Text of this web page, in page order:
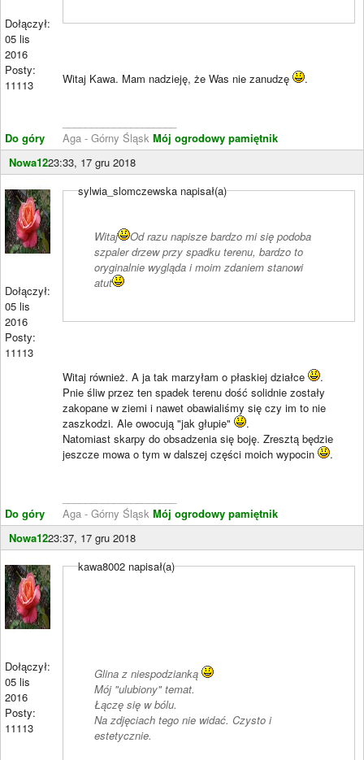
Dołączył:
05 lis
2016
Posty:
11113
Do góry
Witaj Kawa. Mam nadzieję, że Was nie zanudzę .
Aga - Górny Śląsk Mój ogrodowy pamiętnik
Nowa1223:33, 17 gru 2018
Dołączył:
05 lis
2016
Posty:
11113
Do góry
sylwia_slomczewska napisał(a)
Witaj
Od razu napisze bardzo mi się podoba
szpaler drzew przy spadku terenu, bardzo to
oryginalnie wygląda i moim zdaniem stanowi
atut
Witaj również. A ja tak marzyłam o płaskiej działce
.
Pnie śliw przez ten spadek terenu dość solidnie zostały
zakopane w ziemi i nawet obawialiśmy się czy im to nie
zaszkodzi. Ale owocują "jak głupie"
.
Natomiast skarpy do obsadzenia się boję. Zresztą będzie
jeszcze mowa o tym w dalszej części moich wypocin
.
Aga - Górny Śląsk Mój ogrodowy pamiętnik
Nowa1223:37, 17 gru 2018
Dołączył:
05 lis
2016
Posty:
11113
kawa8002 napisał(a)
Glina z niespodzianką
Mój "ulubiony" temat.
Łączę się w bólu.
Na zdjęciach tego nie widać. Czysto i
estetycznie.